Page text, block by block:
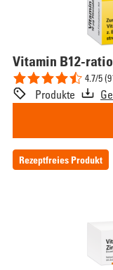
Vitamin B12-
4.7/5
Produkte
Rezeptfreies Produkt